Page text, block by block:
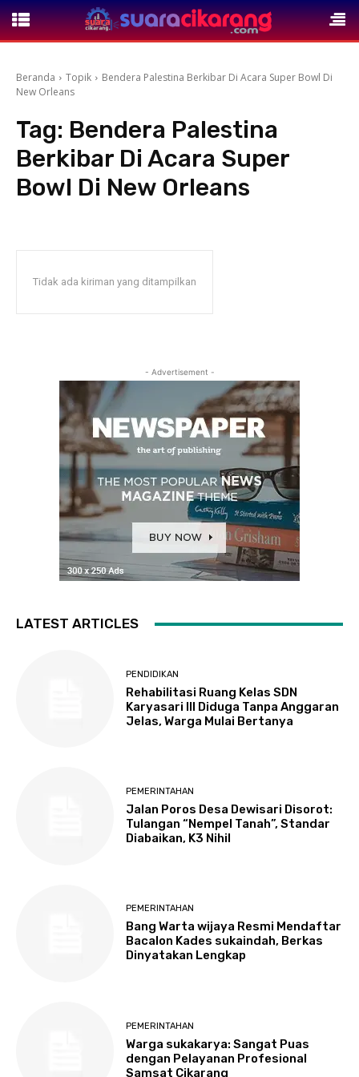
Beranda Topik
Bendera Palestina Berkibar Di Acara Super Bowl Di
New Orleans
Tag: Bendera Palestina
Berkibar Di Acara Super
Bowl Di New Orleans
Tidak ada kiriman yang ditampilkan
- Advertisement -
LATEST ARTICLES
PENDIDIKAN
Rehabilitasi Ruang Kelas SDN
Karyasari III Diduga Tanpa Anggaran
Jelas, Warga Mulai Bertanya
PEMERINTAHAN
Jalan Poros Desa Dewisari Disorot:
Tulangan “Nempel Tanah”, Standar
Diabaikan, K3 Nihil
PEMERINTAHAN
Bang Warta wijaya Resmi Mendaftar
Bacalon Kades sukaindah, Berkas
Dinyatakan Lengkap
PEMERINTAHAN
Warga sukakarya: Sangat Puas
dengan Pelayanan Profesional
Samsat Cikarang